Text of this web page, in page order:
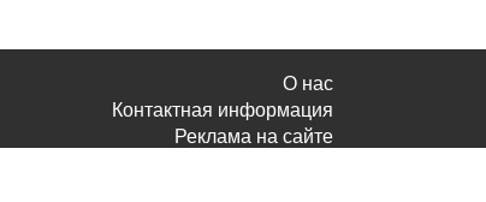
О нас
Контактная информация
Реклама на сайте